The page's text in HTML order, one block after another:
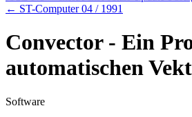
← ST-Computer 04 / 1991
Convector - Ein
automatischen
Software